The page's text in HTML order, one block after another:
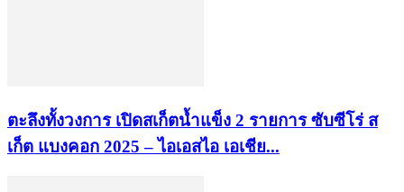
ตะลึงทั้งวงการ เปิดสเก็ตน้ำแข็ง 2 รายการ ซับซีโร่ ส
เก็ต แบงคอก 2025 – ไอเอสไอ เอเชีย...